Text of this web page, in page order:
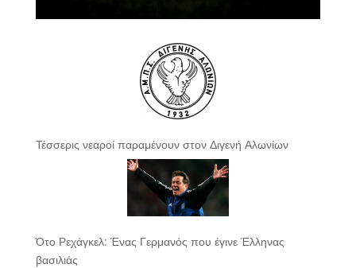
Τέσσερις νεαροί παραμένουν στον Διγενή Αλωνίων
Ότο Ρεχάγκελ: Ένας Γερμανός που έγινε Έλληνας
βασιλιάς